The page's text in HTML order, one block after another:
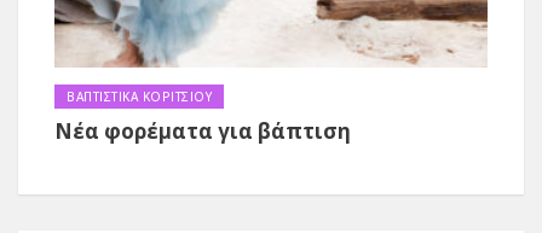
ΒΑΠΤΙΣΤΙΚΑ ΚΟΡΙΤΣΙΟΥ
Νέα φορέματα για βάπτιση